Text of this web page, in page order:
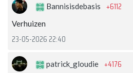
Bannisisdebasis +6112
Verhuizen
23-05-2026 22:40
patrick_gloudie +4176